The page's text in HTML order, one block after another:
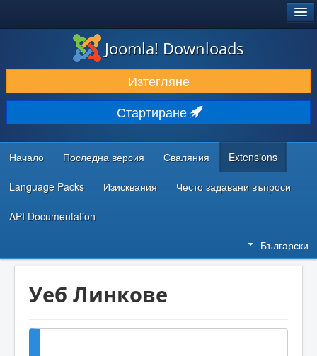
ИЗТЕГЛЯНЕ & РАЗШИРЯВАНЕ
ОТКРИВАЙТЕ & УЧЕТЕ
ОБЩНОСТ & ПОДДРЪЖКА
РЕСУРСИ ЗА РАЗРАБОТКА
Joomla! Downloads
Изтегляне
Стартиране
Начало Последна версия Сваляния Extensions
Language Packs Изисквания Често задавани въпроси
API Documentation
Български
Уеб Линкове